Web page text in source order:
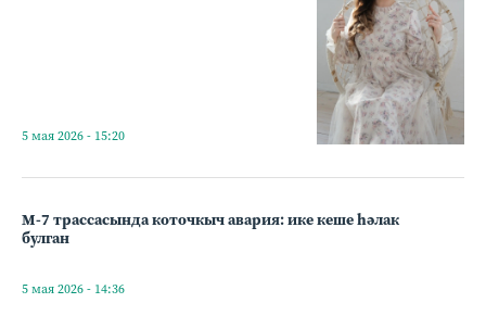
5 мая 2026 - 15:20
М-7 трассасында коточкыч авария: ике кеше һәлак
булган
5 мая 2026 - 14:36